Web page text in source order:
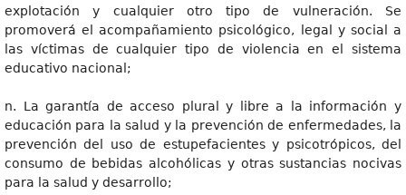
explotación y cualquier otro tipo de vulneración. Se
promoverá el acompañamiento psicológico, legal y social a
las víctimas de cualquier tipo de violencia en el sistema
educativo nacional;
n. La garantía de acceso plural y libre a la información y
educación para la salud y la prevención de enfermedades, la
prevención del uso de estupefacientes y psicotrópicos, del
consumo de bebidas alcohólicas y otras sustancias nocivas
para la salud y desarrollo;